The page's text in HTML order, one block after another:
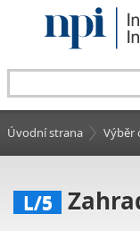
Úvodní strana Výběr
L/5